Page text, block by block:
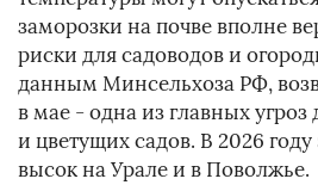
заморозки на почве вполне
риски для садоводов и
данным Минсельхоза РФ,
в мае - одна из главных угроз
и цветущих садов. В 2026
высок на Урале и в Поволжье.